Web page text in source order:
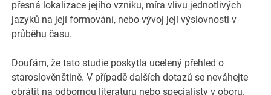
přesná lokalizace jejího vzniku, míra vlivu jednotlivých
jazyků na její formování, nebo vývoj její výslovnosti v
průběhu času.
Doufám, že tato studie poskytla ucelený přehled o
staroslověnštině. V případě dalších dotazů se neváhejte
obrátit na odbornou literaturu nebo specialisty v oboru.